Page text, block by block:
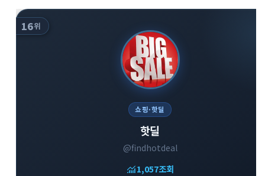
16위
쇼핑·핫딜
핫딜
@findhotdeal
monitoring1,057조회